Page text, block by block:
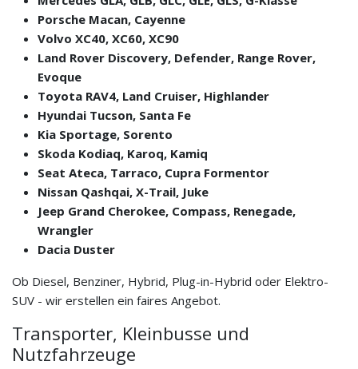
Porsche Macan, Cayenne
Volvo XC40, XC60, XC90
Land Rover Discovery, Defender, Range Rover,
Evoque
Toyota RAV4, Land Cruiser, Highlander
Hyundai Tucson, Santa Fe
Kia Sportage, Sorento
Skoda Kodiaq, Karoq, Kamiq
Seat Ateca, Tarraco, Cupra Formentor
Nissan Qashqai, X-Trail, Juke
Jeep Grand Cherokee, Compass, Renegade,
Wrangler
Dacia Duster
Ob Diesel, Benziner, Hybrid, Plug-in-Hybrid oder Elektro-
SUV - wir erstellen ein faires Angebot.
Transporter, Kleinbusse und
Nutzfahrzeuge